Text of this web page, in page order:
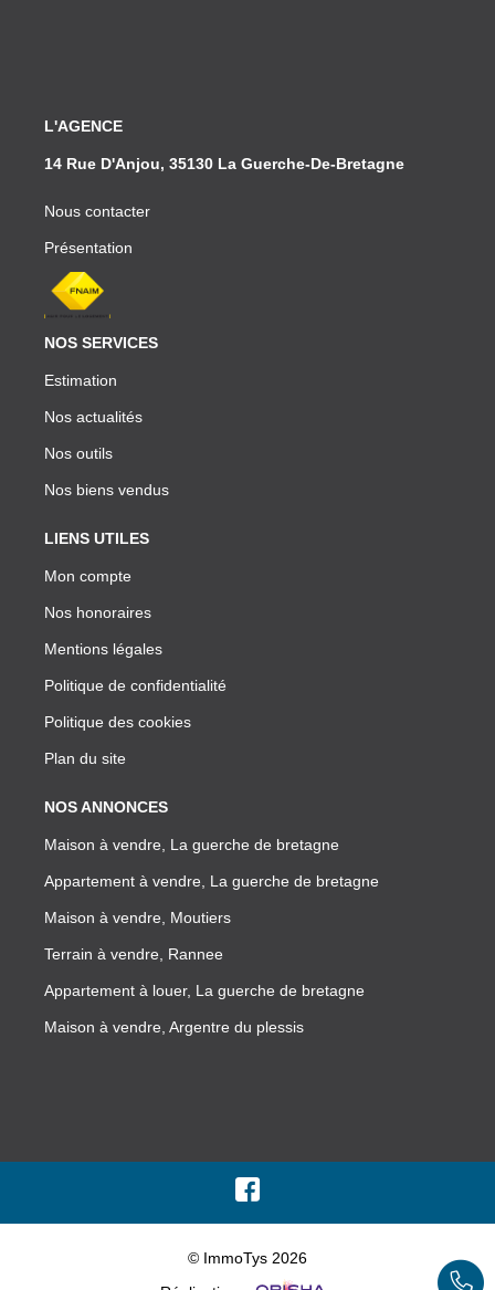
L'AGENCE
14 Rue D'Anjou, 35130 La Guerche-De-Bretagne
Nous contacter
Présentation
NOS SERVICES
Estimation
Nos actualités
Nos outils
Nos biens vendus
LIENS UTILES
Mon compte
Nos honoraires
Mentions légales
Politique de confidentialité
Politique des cookies
Plan du site
NOS ANNONCES
Maison à vendre, La guerche de bretagne
Appartement à vendre, La guerche de bretagne
Maison à vendre, Moutiers
Terrain à vendre, Rannee
Appartement à louer, La guerche de bretagne
Maison à vendre, Argentre du plessis
© ImmoTys 2026